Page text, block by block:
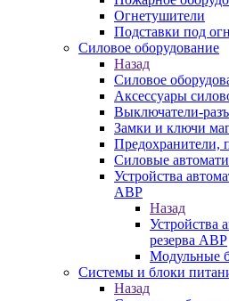
Огнетушители
Подставки под
Силовое оборудование
Назад
Силовое
Аксессуары
Выключатели-
Замки и ключи
Предохранители,
Силовые
Устройства
АВР
Назад
Устройства
резерва АВР
Модульные
Системы и блоки
Назад